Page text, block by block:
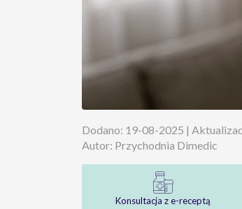
Dodano: 19-08-2025 |
Autor: Przychodnia Dimedic
Konsultacja z e-receptą